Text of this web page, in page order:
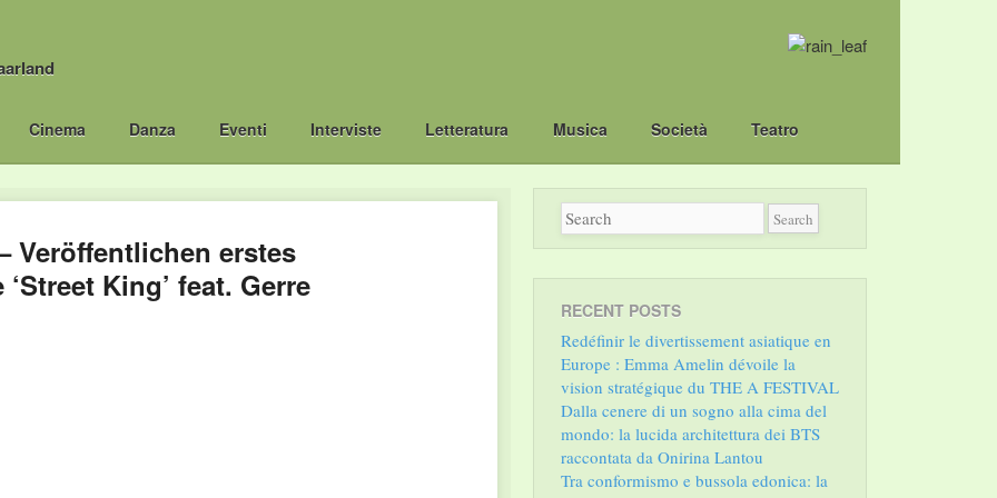
Cinema Danza Eventi Interviste Letteratura Musica Società Teatro
Veröffentlichen erstes
King’ feat. Gerre
RECENT POSTS
Redéfinir le divertissement asiatique en
Europe : Emma Amelin dévoile la
vision stratégique du THE A FESTIVAL
Dalla cenere di un sogno alla cima del
mondo: la lucida architettura dei BTS
raccontata da Onirina Lantou
Tra conformismo e bussola edonica: la